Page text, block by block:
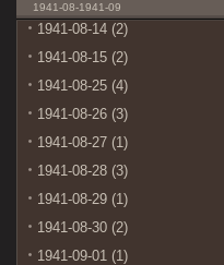
1941-08-1941-09
1941-08-14 (2)
1941-08-15 (2)
1941-08-25 (4)
1941-08-26 (3)
1941-08-27 (1)
1941-08-28 (3)
1941-08-29 (1)
1941-08-30 (2)
1941-09-01 (1)